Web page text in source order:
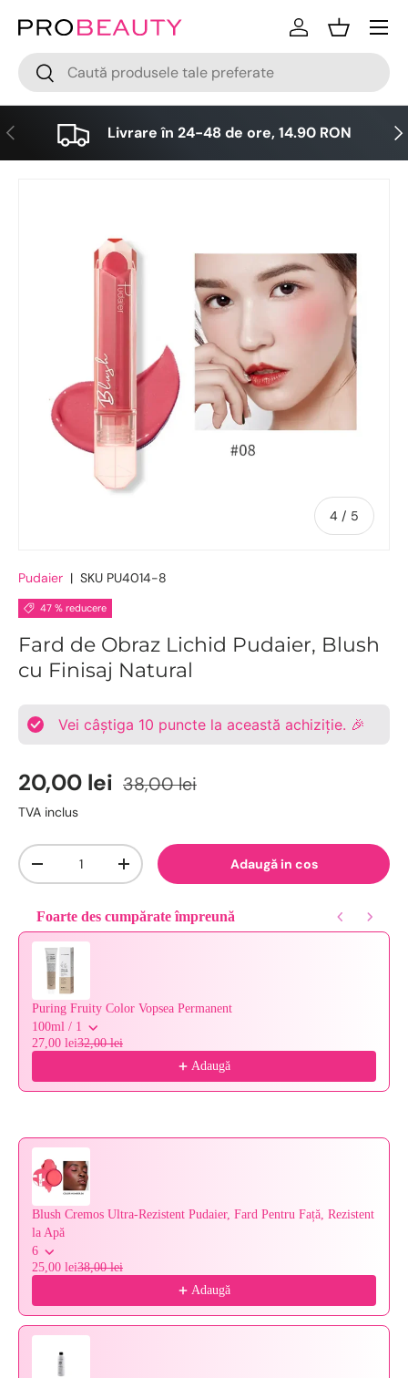
Sari la conținut
Cǎutare
Cǎutare
LogareCos
Meniu
Anterior Livrare în 24-48 de ore, 14.90 RON
4 / De
5
Pudaier | SKU PU4014-8
47 % reducere
Fard de Obraz Lichid Pudaier, Blush
cu Finisaj Natural
Vei câștiga 10 puncte la această achiziție. 🎉
20,00 lei 38,00 lei
TVA inclus
Cantitate
-
+ Adaugă in cos
Foarte des cumpărate împreună
Use the Previous and Next buttons to navigate through product
Puring Fruity Color Vopsea Permanent
100ml / 1
27,00 lei32,00 lei
Adaugă
Blush Cremos Ultra-Rezistent Pudaier, Fard Pentru Față, Rezistent
la Apă
6
25,00 lei38,00 lei
Adaugă